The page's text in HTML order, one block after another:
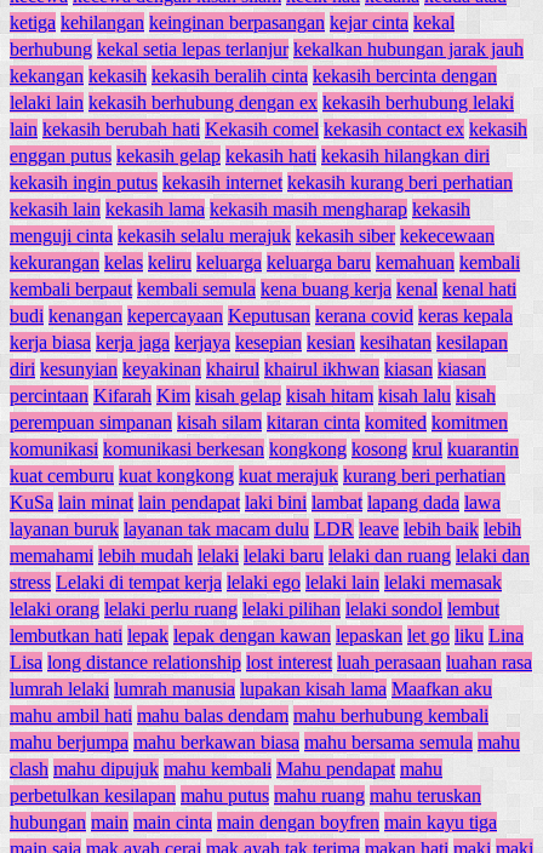
ketiga kehilangan keinginan berpasangan kejar cinta kekal
berhubung kekal setia lepas terlanjur kekalkan hubungan jarak jauh
kekangan kekasih kekasih beralih cinta kekasih bercinta dengan
lelaki lain kekasih berhubung dengan ex kekasih berhubung lelaki
lain kekasih berubah hati Kekasih comel kekasih contact ex kekasih
enggan putus kekasih gelap kekasih hati kekasih hilangkan diri
kekasih ingin putus kekasih internet kekasih kurang beri perhatian
kekasih lain kekasih lama kekasih masih mengharap kekasih
menguji cinta kekasih selalu merajuk kekasih siber kekecewaan
kekurangan kelas keliru keluarga keluarga baru kemahuan kembali
kembali berpaut kembali semula kena buang kerja kenal kenal hati
budi kenangan kepercayaan Keputusan kerana covid keras kepala
kerja biasa kerja jaga kerjaya kesepian kesian kesihatan kesilapan
diri kesunyian keyakinan khairul khairul ikhwan kiasan kiasan
percintaan Kifarah Kim kisah gelap kisah hitam kisah lalu kisah
perempuan simpanan kisah silam kitaran cinta komited komitmen
komunikasi komunikasi berkesan kongkong kosong krul kuarantin
kuat cemburu kuat kongkong kuat merajuk kurang beri perhatian
KuSa lain minat lain pendapat laki bini lambat lapang dada lawa
layanan buruk layanan tak macam dulu LDR leave lebih baik lebih
memahami lebih mudah lelaki lelaki baru lelaki dan ruang lelaki dan
stress Lelaki di tempat kerja lelaki ego lelaki lain lelaki memasak
lelaki orang lelaki perlu ruang lelaki pilihan lelaki sondol lembut
lembutkan hati lepak lepak dengan kawan lepaskan let go liku Lina
Lisa long distance relationship lost interest luah perasaan luahan rasa
lumrah lelaki lumrah manusia lupakan kisah lama Maafkan aku
mahu ambil hati mahu balas dendam mahu berhubung kembali
mahu berjumpa mahu berkawan biasa mahu bersama semula mahu
clash mahu dipujuk mahu kembali Mahu pendapat mahu
perbetulkan kesilapan mahu putus mahu ruang mahu teruskan
hubungan main main cinta main dengan boyfren main kayu tiga
main saja mak ayah cerai mak ayah tak terima makan hati maki maki